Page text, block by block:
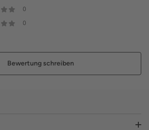
0
0
Bewertung schreiben